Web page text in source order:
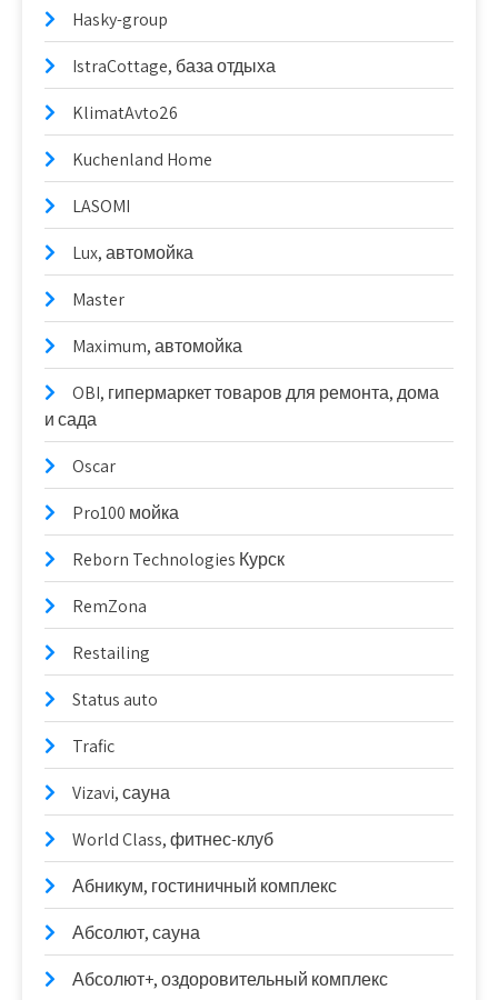
Hasky-group
IstraCottage, база отдыха
KlimatAvto26
Kuchenland Home
LASOMI
Lux, автомойка
Master
Maximum, автомойка
OBI, гипермаркет товаров для ремонта, дома
и сада
Oscar
Pro100 мойка
Reborn Technologies Курск
RemZona
Restailing
Status auto
Trafic
Vizavi, сауна
World Class, фитнес-клуб
Абникум, гостиничный комплекс
Абсолют, сауна
Абсолют+, оздоровительный комплекс